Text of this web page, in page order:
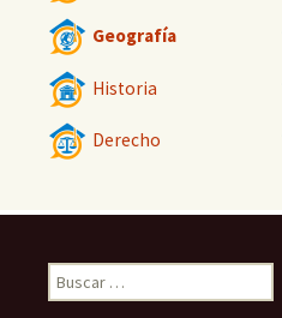
Geografía
Historia
Derecho
Buscar: